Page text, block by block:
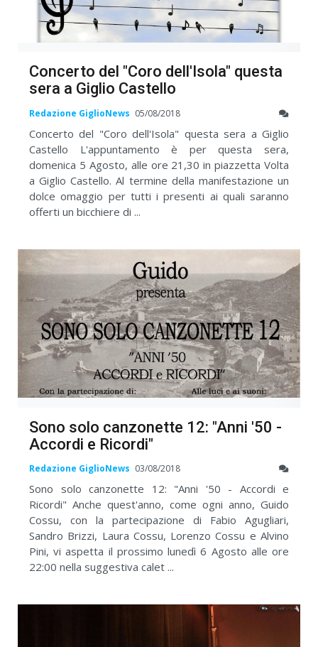
Concerto del "Coro dell'Isola" questa
sera a Giglio Castello
Redazione GiglioNews 05/08/2018
Concerto del "Coro dell'Isola" questa sera a Giglio
Castello L'appuntamento è per questa sera,
domenica 5 Agosto, alle ore 21,30 in piazzetta Volta
a Giglio Castello. Al termine della manifestazione un
dolce omaggio per tutti i presenti ai quali saranno
offerti un bicchiere di ...
Sono solo canzonette 12: "Anni '50 -
Accordi e Ricordi"
Redazione GiglioNews 03/08/2018
Sono solo canzonette 12: "Anni '50 - Accordi e
Ricordi" Anche quest'anno, come ogni anno, Guido
Cossu, con la partecipazione di Fabio Agugliari,
Sandro Brizzi, Laura Cossu, Lorenzo Cossu e Alvino
Pini, vi aspetta il prossimo lunedì 6 Agosto alle ore
22:00 nella suggestiva calet ...